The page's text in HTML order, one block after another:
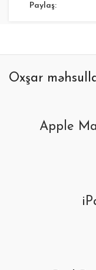
Paylaş:
Oxşar
Apple